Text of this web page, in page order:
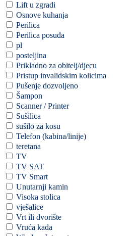
Lift u zgradi
Osnove kuhanja
Perilica
Perilica posuđa
pl
posteljina
Prikladno za obitelj/djecu
Pristup invalidskim kolicima
Pušenje dozvoljeno
Šampon
Scanner / Printer
Sušilica
sušilo za kosu
Telefon (kabina/linije)
teretana
TV
TV SAT
TV Smart
Unutarnji kamin
Visoka stolica
vješalice
Vrt ili dvorište
Vruća kada